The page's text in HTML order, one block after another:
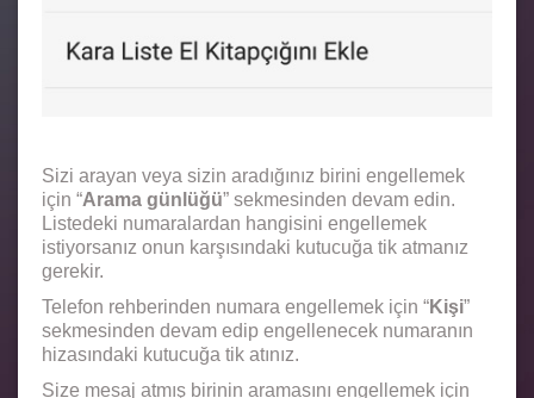
Sizi arayan veya sizin aradığınız birini engellemek
için “Arama günlüğü” sekmesinden devam edin.
Listedeki numaralardan hangisini engellemek
istiyorsanız onun karşısındaki kutucuğa tik atmanız
gerekir.
Telefon rehberinden numara engellemek için “Kişi”
sekmesinden devam edip engellenecek numaranın
hizasındaki kutucuğa tik atınız.
Size mesaj atmış birinin aramasını engellemek için